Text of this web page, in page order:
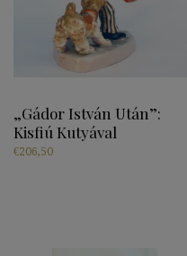
„Gádor István Után”:
Kisfiú Kutyával
€206,50